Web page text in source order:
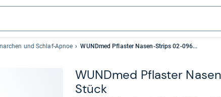
und Schlaf-Apnoe WUNDmed Pflaster Nasen-Strips 02-096...
WUND­med Pflas­ter
Stück